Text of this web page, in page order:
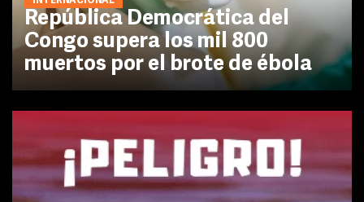
República Democrática del
Congo supera los mil 800
muertos por el brote de ébola